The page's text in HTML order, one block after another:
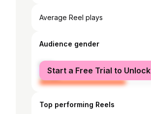
Average Reel plays
Audience gender
male
female
Start a Free Trial to Unlock
Top performing Reels